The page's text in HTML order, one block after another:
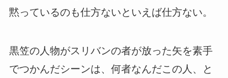
黙っているのも仕方ないといえば仕方ない。
黒笠の人物がスリバンの者が放った矢を素手
でつかんだシーンは、何者なんだこの人、と